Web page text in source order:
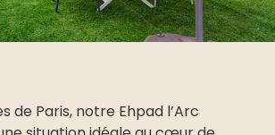
de Paris, notre Ehpad l’Arc